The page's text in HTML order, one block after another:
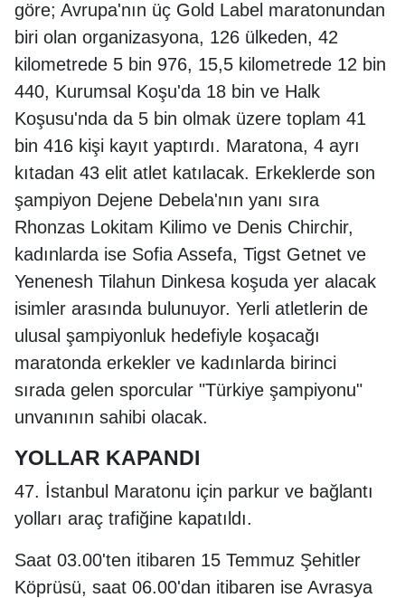
göre; Avrupa'nın üç Gold Label maratonundan
biri olan organizasyona, 126 ülkeden, 42
kilometrede 5 bin 976, 15,5 kilometrede 12 bin
440, Kurumsal Koşu'da 18 bin ve Halk
Koşusu'nda da 5 bin olmak üzere toplam 41
bin 416 kişi kayıt yaptırdı. Maratona, 4 ayrı
kıtadan 43 elit atlet katılacak. Erkeklerde son
şampiyon Dejene Debela'nın yanı sıra
Rhonzas Lokitam Kilimo ve Denis Chirchir,
kadınlarda ise Sofia Assefa, Tigst Getnet ve
Yenenesh Tilahun Dinkesa koşuda yer alacak
isimler arasında bulunuyor. Yerli atletlerin de
ulusal şampiyonluk hedefiyle koşacağı
maratonda erkekler ve kadınlarda birinci
sırada gelen sporcular "Türkiye şampiyonu"
unvanının sahibi olacak.
YOLLAR KAPANDI
47. İstanbul Maratonu için parkur ve bağlantı
yolları araç trafiğine kapatıldı.
Saat 03.00'ten itibaren 15 Temmuz Şehitler
Köprüsü, saat 06.00'dan itibaren ise Avrasya